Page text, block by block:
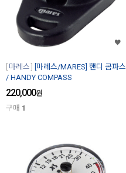
마레스
[마레스/MARES] 핸디 콤파스
/ HANDY COMPASS
220,000원
구매 1